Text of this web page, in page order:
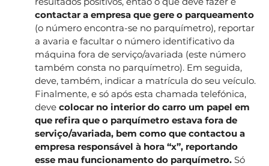
contactar a empresa que gere o parqueamento
(o número encontra-se no parquímetro), reportar
a avaria e facultar o número identificativo da
máquina fora de serviço/avariada (este número
também consta no parquímetro). Em seguida,
deve, também, indicar a matrícula do seu veículo.
Finalmente, e só após esta chamada telefónica,
deve colocar no interior do carro um papel em
que refira que o parquímetro estava fora de
serviço/avariada, bem como que contactou a
empresa responsável à hora “x”, reportando
esse mau funcionamento do parquímetro. Só